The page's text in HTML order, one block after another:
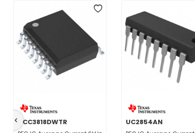
UCC3818DWTR UC2854AN